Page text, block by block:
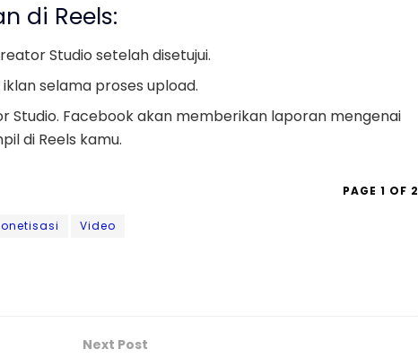
di Reels:
Studio setelah disetujui.
selama proses upload.
Studio. Facebook akan memberikan laporan mengenai
di Reels kamu.
PAGE 1 OF 2
Video
Next Post